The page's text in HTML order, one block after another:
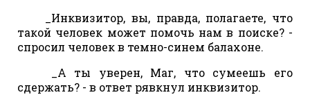
_Инквизитор, вы, правда, полагаете, что
такой человек может помочь нам в поиске? -
спросил человек в темно-синем балахоне.
_А ты уверен, Маг, что сумеешь его
сдержать? - в ответ рявкнул инквизитор.